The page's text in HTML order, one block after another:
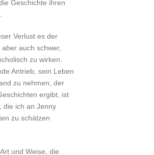
Geschichte ihren
Verlust es der
auch schwer,
zu wirken.
Antrieb, sein Leben
zu nehmen, der
ergibt, ist
die ich an Jenny
zu schätzen
und Weise, die